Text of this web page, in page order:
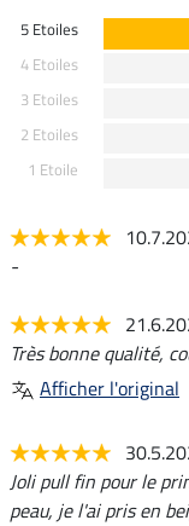
5 Etoiles
4 Etoiles
3 Etoiles
2 Etoiles
1 Etoile
-
Très bonne qualité,
Afficher l'original
Joli pull fin pour le
peau, je l'ai pris en